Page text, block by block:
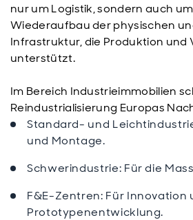
nur um Logistik, sondern auch
Wiederaufbau der physischen
Infrastruktur, die Produktion und
unterstützt.
Im Bereich Industrieimmobilien
Reindustrialisierung Europas
Standard- und
und Montage.
Schwerindustrie: Für die
F&E-Zentren: Für Innovation
Prototypenentwicklung.